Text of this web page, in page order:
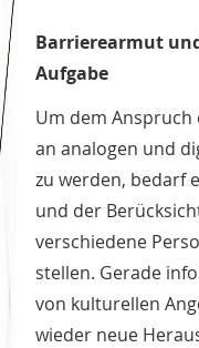
Barrierearmut
Aufgabe
Um dem Anspruch
an analogen und
zu werden, bedarf
und der
verschiedene
stellen. Gerade
von kulturellen
wieder neue